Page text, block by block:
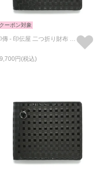
クーポン対象
印傳 - 印伝屋 二つ折り財布 山梨 カモフラ柄 / ミディアムウォレット